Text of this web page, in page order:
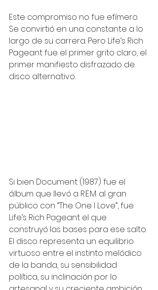
Este compromiso no fue efímero.
Se convirtió en una constante a lo
largo de su carrera. Pero Life’s Rich
Pageant fue el primer grito claro, el
primer manifiesto disfrazado de
disco alternativo.
Si bien Document (1987) fue el
álbum que llevó a R.E.M. al gran
público con “The One I Love”, fue
Life’s Rich Pageant el que
construyó las bases para ese salto.
El disco representa un equilibrio
virtuoso entre el instinto melódico
de la banda, su sensibilidad
política, su inclinación por lo